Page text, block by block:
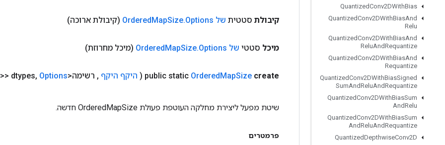
QuantizedConv2DWithBias
QuantizedConv2DWithBiasAnd
Relu
QuantizedConv2DWithBiasAnd
ReluAndRequantize
QuantizedConv2DWithBiasAnd
Requantize
QuantizedConv2DWithBiasSigned
SumAndReluAndRequantize
QuantizedConv2DWithBiasSum
AndRelu
QuantizedConv2DWithBiasSum
AndReluAndRequantize
QuantizedDepthwiseConv2D
קיבולת סטטית של Ordered MapSize.Options (קיבולת ארוכה)
מיכל סטטי של Ordered MapSize.Options (מיכל מחרוזת)
public static OrderedMapSize create
( היקף היקף , רשימה<Class<?>> dtypes , Options
שיטת מפעל ליצירת מחלקה העוטפת פעולת OrderedMapSize חדשה.
פרמטרים